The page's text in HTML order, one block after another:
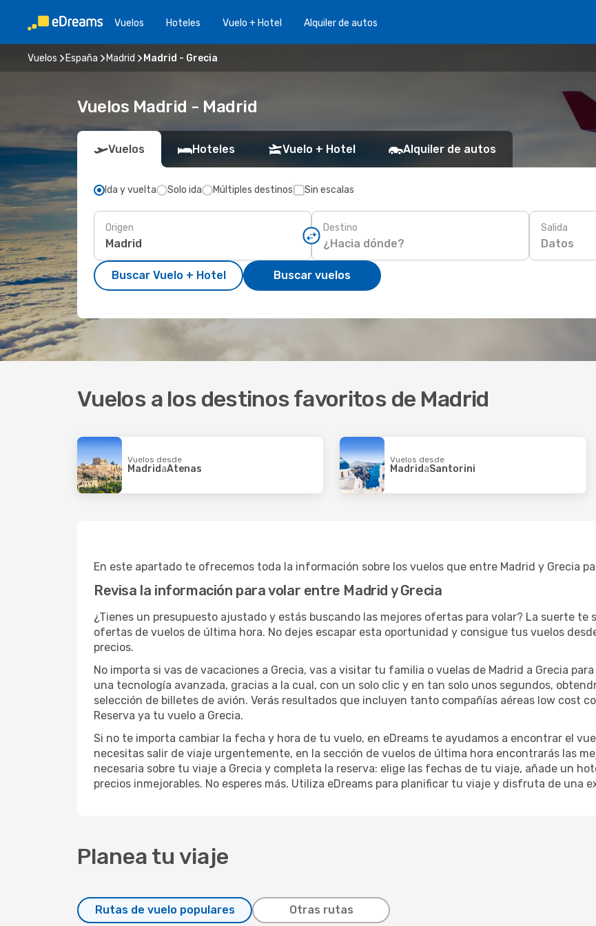
Vuelos Hoteles Vuelo + Hotel Alquiler de autos
Vuelos España Madrid Madrid - Grecia
Vuelos Madrid - Madrid
Vuelos Hoteles Vuelo + Hotel Alquiler de autos
Ida y vuelta Solo ida Múltiples destinos Sin escalas
Origen Destino Salida
Datos
Buscar Vuelo + Hotel Buscar vuelos
Vuelos a los destinos favoritos de Madrid
Vuelos desde
MadridaAtenas
Vuelos desde
MadridaSantorini
En este apartado te ofrecemos toda la información sobre los vuelos que entre Madrid y Grecia
Revisa la información para volar entre Madrid y Grecia
¿Tienes un presupuesto ajustado y estás buscando las mejores ofertas para volar? La suerte te
ofertas de vuelos de última hora. No dejes escapar esta oportunidad y consigue tus vuelos
precios.
No importa si vas de vacaciones a Grecia, vas a visitar tu familia o vuelas de Madrid a Grecia
una tecnología avanzada, gracias a la cual, con un solo clic y en tan solo unos segundos,
selección de billetes de avión. Verás resultados que incluyen tanto compañías aéreas low cost
Reserva ya tu vuelo a Grecia.
Si no te importa cambiar la fecha y hora de tu vuelo, en eDreams te ayudamos a encontrar el
necesitas salir de viaje urgentemente, en la sección de vuelos de última hora encontrarás las
necesaria sobre tu viaje a Grecia y completa la reserva: elige las fechas de tu viaje, añade un
precios inmejorables. No esperes más. Utiliza eDreams para planificar tu viaje y disfruta de una
Planea tu viaje
Rutas de vuelo populares Otras rutas